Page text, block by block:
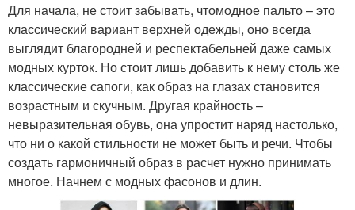
Для начала, не стоит забывать, чтомодное пальто – это
классический вариант верхней одежды, оно всегда
выглядит благородней и респектабельней даже самых
модных курток. Но стоит лишь добавить к нему столь же
классические сапоги, как образ на глазах становится
возрастным и скучным. Другая крайность –
невыразительная обувь, она упростит наряд настолько,
что ни о какой стильности не может быть и речи. Чтобы
создать гармоничный образ в расчет нужно принимать
многое. Начнем с модных фасонов и длин.